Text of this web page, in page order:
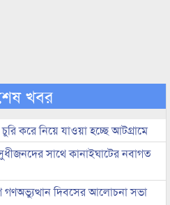
খবর
করে নিয়ে যাওয়া হচ্ছে আটগ্রামে
সাথে কানাইঘাটের নবাগত
গণঅভ্যুত্থান দিবসের আলোচনা সভা